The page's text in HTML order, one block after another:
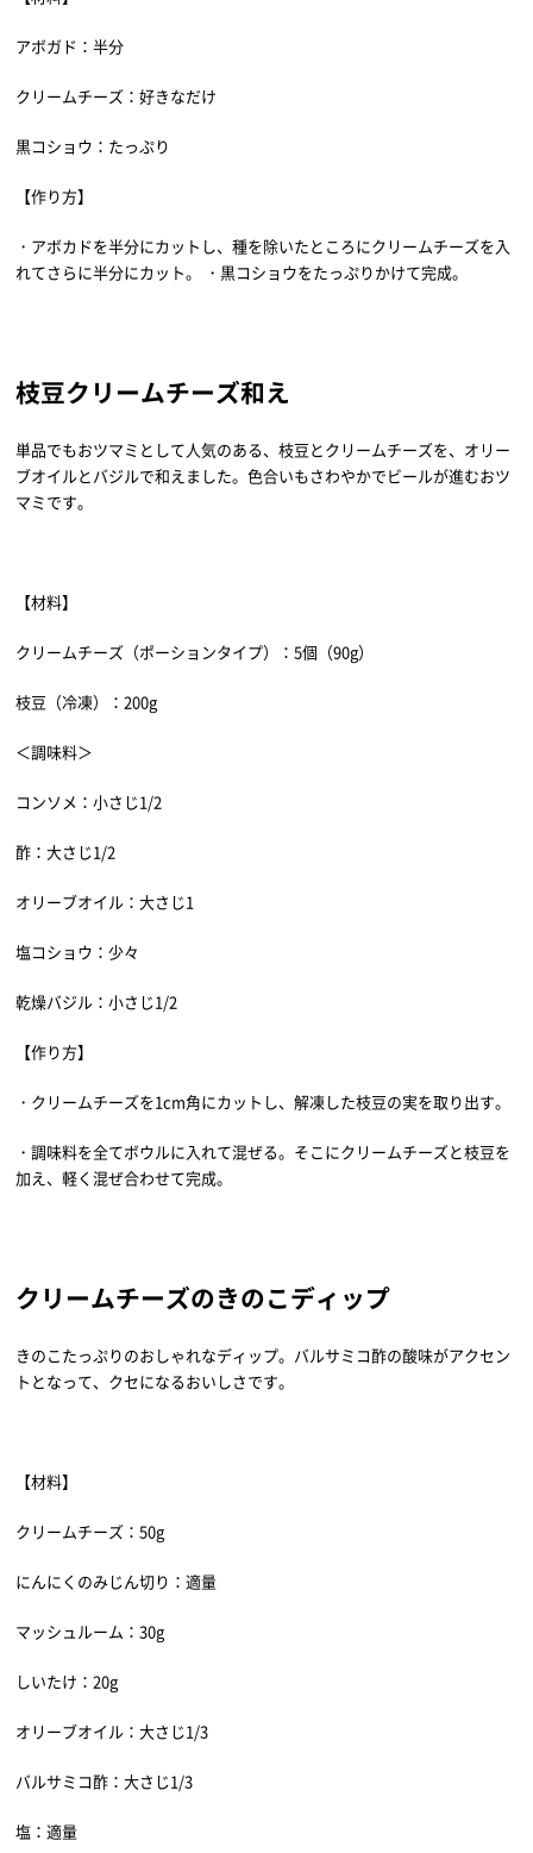
アボガド：半分
クリームチーズ：好きなだけ
黒コショウ：たっぷり
【作り方】
・アボカドを半分にカットし、種を除いたところにクリームチーズを入
れてさらに半分にカット。 ・黒コショウをたっぷりかけて完成。
枝豆クリームチーズ和え
単品でもおツマミとして人気のある、枝豆とクリームチーズを、オリー
ブオイルとバジルで和えました。色合いもさわやかでビールが進むおツ
マミです。
【材料】
クリームチーズ（ポーションタイプ）：5個（90g）
枝豆（冷凍）：200g
＜調味料＞
コンソメ：小さじ1/2
酢：大さじ1/2
オリーブオイル：大さじ1
塩コショウ：少々
乾燥バジル：小さじ1/2
【作り方】
・クリームチーズを1cm角にカットし、解凍した枝豆の実を取り出す。
・調味料を全てボウルに入れて混ぜる。そこにクリームチーズと枝豆を
加え、軽く混ぜ合わせて完成。
クリームチーズのきのこディップ
きのこたっぷりのおしゃれなディップ。バルサミコ酢の酸味がアクセン
トとなって、クセになるおいしさです。
【材料】
クリームチーズ：50g
にんにくのみじん切り：適量
マッシュルーム：30g
しいたけ：20g
オリーブオイル：大さじ1/3
バルサミコ酢：大さじ1/3
塩：適量